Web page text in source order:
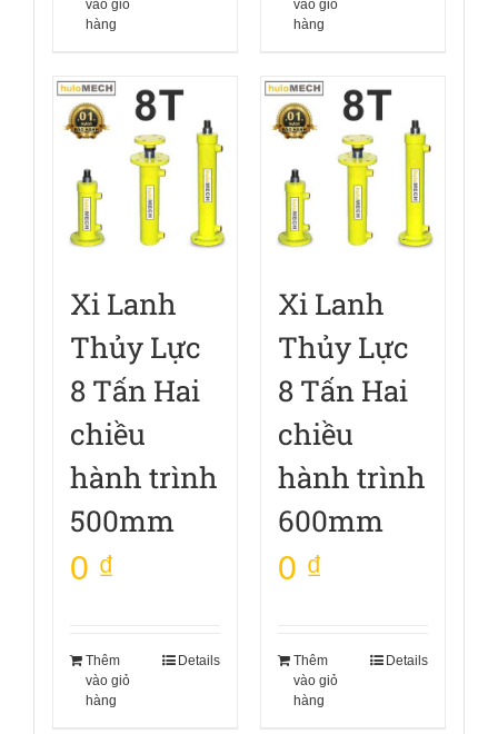
vào giỏ
hàng
vào giỏ
hàng
Xi Lanh
Thủy Lực
8 Tấn Hai
chiều
hành trình
500mm
0 ₫
Thêm
vào giỏ
hàng
Details
Xi Lanh
Thủy Lực
8 Tấn Hai
chiều
hành trình
600mm
0 ₫
Thêm
vào giỏ
hàng
Details